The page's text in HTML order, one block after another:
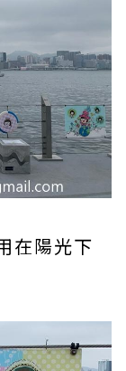
在陽光下